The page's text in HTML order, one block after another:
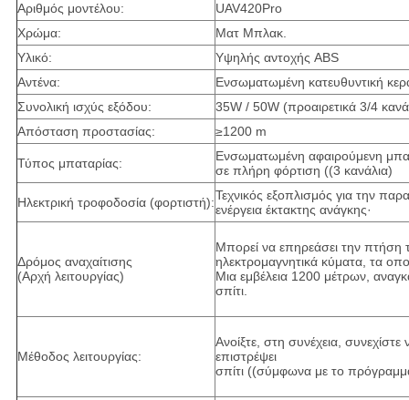
Αριθμός μοντέλου:
UAV420Pro
Χρώμα:
Ματ Μπλακ.
Υλικό:
Υψηλής αντοχής ABS
Αντένα:
Ενσωματωμένη κατευθυντική
Συνολική ισχύς εξόδου:
35W / 50W (προαιρετικά 3/4
Απόσταση προστασίας:
≥1200 m
Τύπος μπαταρίας:
Ενσωματωμένη αφαιρούμενη
σε πλήρη φόρτιση ((3 κανάλια)
Ηλεκτρική τροφοδοσία (φορτιστή):Τεχνικός εξοπλισμός για την
ενέργεια έκτακτης ανάγκης·
Δρόμος αναχαίτισης
(Αρχή λειτουργίας)
Μπορεί να επηρεάσει την
ηλεκτρομαγνητικά κύματα, τα
Μια εμβέλεια 1200 μέτρων,
σπίτι.
Μέθοδος λειτουργίας:
Ανοίξτε, στη συνέχεια,
επιστρέψει
σπίτι ((σύμφωνα με το